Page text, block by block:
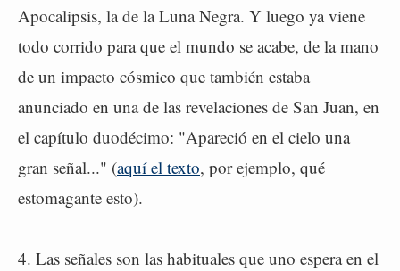
Apocalipsis, la de la Luna Negra. Y luego ya viene
todo corrido para que el mundo se acabe, de la mano
de un impacto cósmico que también estaba
anunciado en una de las revelaciones de San Juan, en
el capítulo duodécimo: "Apareció en el cielo una
gran señal..." (aquí el texto, por ejemplo, qué
estomagante esto).
4. Las señales son las habituales que uno espera en el